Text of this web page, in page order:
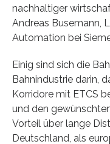
nachhaltiger
Andreas Busemann,
Automation bei
Einig sind sich die
Bahnindustrie darin,
Korridore mit ETCS
und den
Vorteil über lange
Deutschland, als